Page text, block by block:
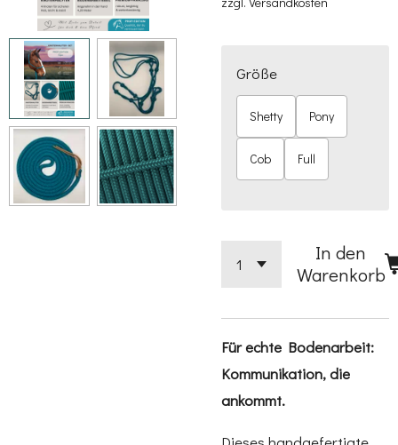
Größe
Shetty Pony
Cob Full
In den
Warenkorb
Für echte Bodenarbeit:
Kommunikation, die
ankommt.